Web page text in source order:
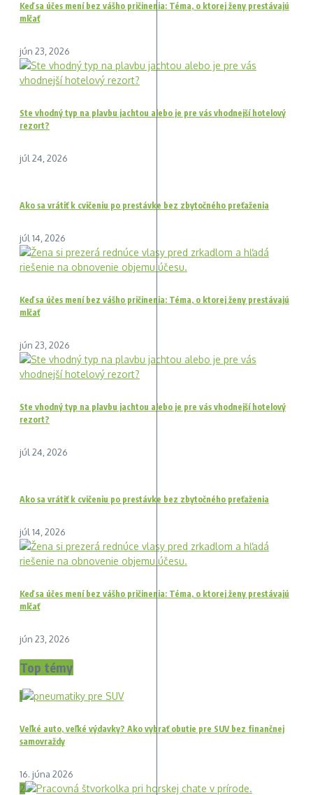
Keď sa účes mení bez vášho pričinenia: Téma, o ktorej ženy prestávajú
mlčať
jún 23, 2026
Ste vhodný typ na plavbu jachtou alebo je pre vás vhodnejší hotelový
rezort?
júl 24, 2026
Ako sa vrátiť k cvičeniu po prestávke bez zbytočného preťaženia
júl 14, 2026
Keď sa účes mení bez vášho pričinenia: Téma, o ktorej ženy prestávajú
mlčať
jún 23, 2026
Ste vhodný typ na plavbu jachtou alebo je pre vás vhodnejší hotelový
rezort?
júl 24, 2026
Ako sa vrátiť k cvičeniu po prestávke bez zbytočného preťaženia
júl 14, 2026
Keď sa účes mení bez vášho pričinenia: Téma, o ktorej ženy prestávajú
mlčať
jún 23, 2026
Top témy
1
Veľké auto, veľké výdavky? Ako vybrať obutie pre SUV bez finančnej
samovraždy
16. júna 2026
2